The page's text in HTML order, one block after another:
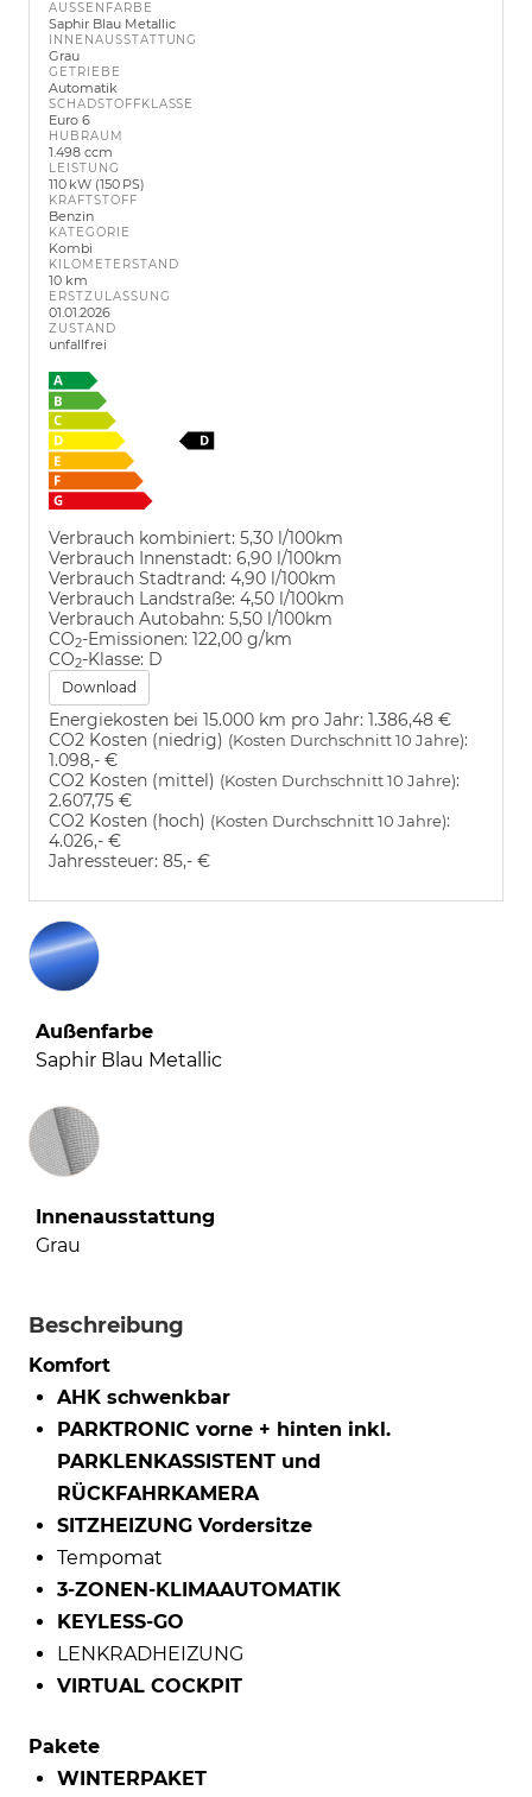
AUSSENFARBE
Saphir Blau Metallic
INNENAUSSTATTUNG
Grau
GETRIEBE
Automatik
SCHADSTOFFKLASSE
Euro 6
HUBRAUM
1.498 ccm
LEISTUNG
110 kW (150 PS)
KRAFTSTOFF
Benzin
KATEGORIE
Kombi
KILOMETERSTAND
10 km
ERSTZULASSUNG
01.01.2026
ZUSTAND
unfallfrei
Verbrauch kombiniert: 5,30 l/100km
Verbrauch Innenstadt: 6,90 l/100km
Verbrauch Stadtrand: 4,90 l/100km
Verbrauch Landstraße: 4,50 l/100km
Verbrauch Autobahn: 5,50 l/100km
CO2-Emissionen: 122,00 g/km
CO2-Klasse: D
Download
Energiekosten bei 15.000 km pro Jahr: 1.386,48 €
CO2 Kosten (niedrig) (Kosten Durchschnitt 10 Jahre):
1.098,- €
CO2 Kosten (mittel) (Kosten Durchschnitt 10 Jahre):
2.607,75 €
CO2 Kosten (hoch) (Kosten Durchschnitt 10 Jahre):
4.026,- €
Jahressteuer: 85,- €
Außenfarbe
Saphir Blau Metallic
Innenausstattung
Innenausstattung
Grau
Beschreibung
Komfort
AHK schwenkbar
PARKTRONIC vorne + hinten inkl.
PARKLENKASSISTENT und
RÜCKFAHRKAMERA
SITZHEIZUNG Vordersitze
Tempomat
3-ZONEN-KLIMAAUTOMATIK
KEYLESS-GO
LENKRADHEIZUNG
VIRTUAL COCKPIT
Pakete
WINTERPAKET